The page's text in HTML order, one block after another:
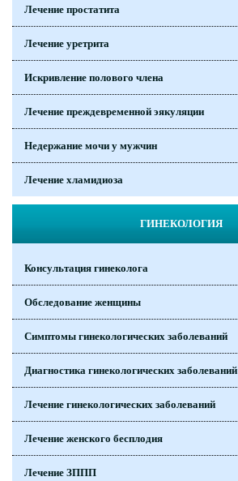
Лечение простатита
Лечение уретрита
Искривление полового члена
Лечение преждевременной эякуляции
Недержание мочи у мужчин
Лечение хламидиоза
ГИНЕКОЛОГИЯ
Консультация гинеколога
Обследование женщины
Симптомы гинекологических заболеваний
Диагностика гинекологических заболеваний
Лечение гинекологических заболеваний
Лечение женского бесплодия
Лечение ЗППП